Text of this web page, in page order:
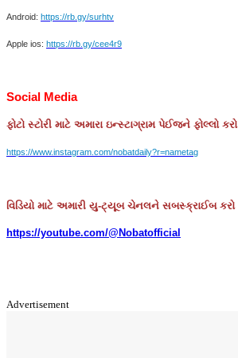
Android: https://rb.gy/surhtv
Apple ios: https://rb.gy/cee4r9
Social Media
ફોટો સ્ટોરી માટે અમારા ઇન્સ્ટાગ્રામ પેઈજને ફોલ્લો કરો
https://www.instagram.com/nobatdaily?r=nametag
વિડિયો માટે અમારી યુ-ટ્યૂબ ચેનલને સબસ્ક્રાઈબ કરો
https://youtube.com/@Nobatofficial
Advertisement